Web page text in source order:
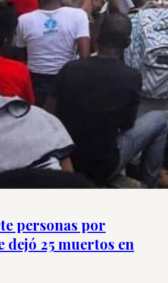
personas por
dejó 25 muertos en